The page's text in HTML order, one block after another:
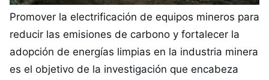
Promover la electrificación de equipos mineros para
reducir las emisiones de carbono y fortalecer la
adopción de energías limpias en la industria minera
es el objetivo de la investigación que encabeza